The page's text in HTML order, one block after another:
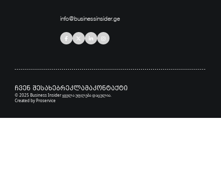
info@businessinsider.ge
ჩვენ შესახებრეკლამაკონტაქტი
© 2025 Business Insider ყველა უფლება დაცულია.
Created by Proservice